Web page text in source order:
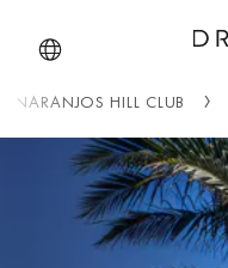
NARANJOS HILL CLUB